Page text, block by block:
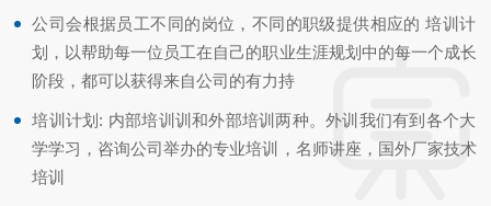
公司会根据员工不同的岗位，不同的职级提供相应的 培训计
划，以帮助每一位员工在自己的职业生涯规划中的每一个成长
阶段，都可以获得来自公司的有力持
培训计划: 内部培训训和外部培训两种。外训我们有到各个大
学学习，咨询公司举办的专业培训，名师讲座，国外厂家技术
培训